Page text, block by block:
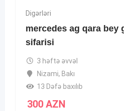
Digərləri
mercedes ag qara bey
sifarisi
3 həftə əvvəl
Nizami, Bakı
13 Dəfə baxılıb
300 AZN